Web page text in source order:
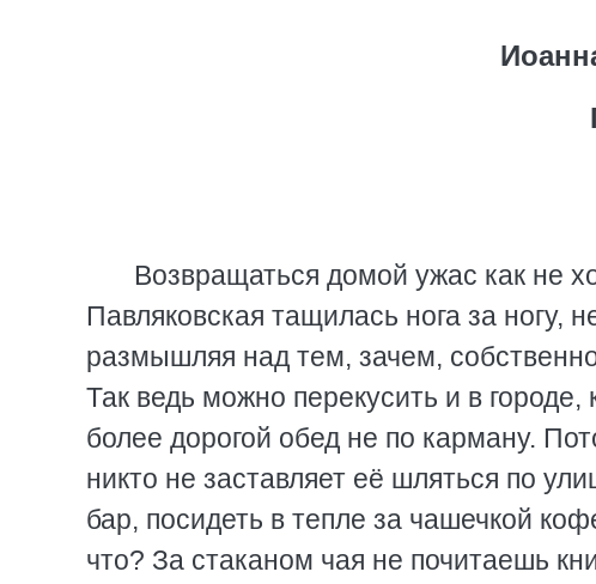
Возвращаться домой ужас как не
Павляковская тащилась нога за ногу,
размышляя над тем, зачем,
Так ведь можно перекусить и в городе,
более дорогой обед не по карману.
никто не заставляет её шляться по
бар, посидеть в тепле за чашечкой
что? За стаканом чая не почитаешь